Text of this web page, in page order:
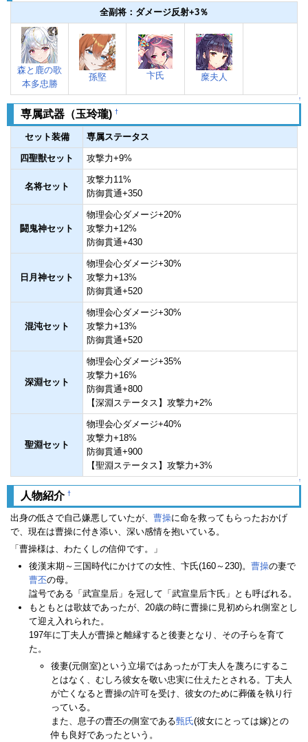
全副将：ダメージ反射+3％
森と鹿の歌
本多忠勝
孫堅 卞氏 糜夫人
↑
専属武器（玉玲瓏) †
セット装備 専属ステータス
四聖獣セット 攻撃力+9%
名将セット
攻撃力11%
防御貫通+350
闘鬼神セット
物理会心ダメージ+20%
攻撃力+12%
防御貫通+430
日月神セット
物理会心ダメージ+30%
攻撃力+13%
防御貫通+520
混沌セット
物理会心ダメージ+30%
攻撃力+13%
防御貫通+520
深淵セット
物理会心ダメージ+35%
攻撃力+16%
防御貫通+800
【深淵ステータス】攻撃力+2%
聖淵セット
物理会心ダメージ+40%
攻撃力+18%
防御貫通+900
【聖淵ステータス】攻撃力+3%
↑
人物紹介 †
出身の低さで自己嫌悪していたが、 曹操に命を救ってもらったおかげ
で、現在は曹操に付き添い、深い感情を抱いている。
「曹操様は、わたくしの信仰です。」
後漢末期～三国時代にかけての女性、卞氏(160～230)。 曹操の妻で
曹丕の母。
諡号である「武宣皇后」を冠して「武宣皇后卞氏」とも呼ばれる。
もともとは歌妓であったが、20歳の時に曹操に見初められ側室とし
て迎え入れられた。
197年に丁夫人が曹操と離縁すると後妻となり、その子らを育て
た。
後妻(元側室)という立場ではあったが丁夫人を蔑ろにするこ
とはなく、むしろ彼女を敬い忠実に仕えたとされる。丁夫人
が亡くなると曹操の許可を受け、彼女のために葬儀を執り行
っている。
また、息子の曹丕の側室である甄氏(彼女にとっては嫁)との
仲も良好であったという。